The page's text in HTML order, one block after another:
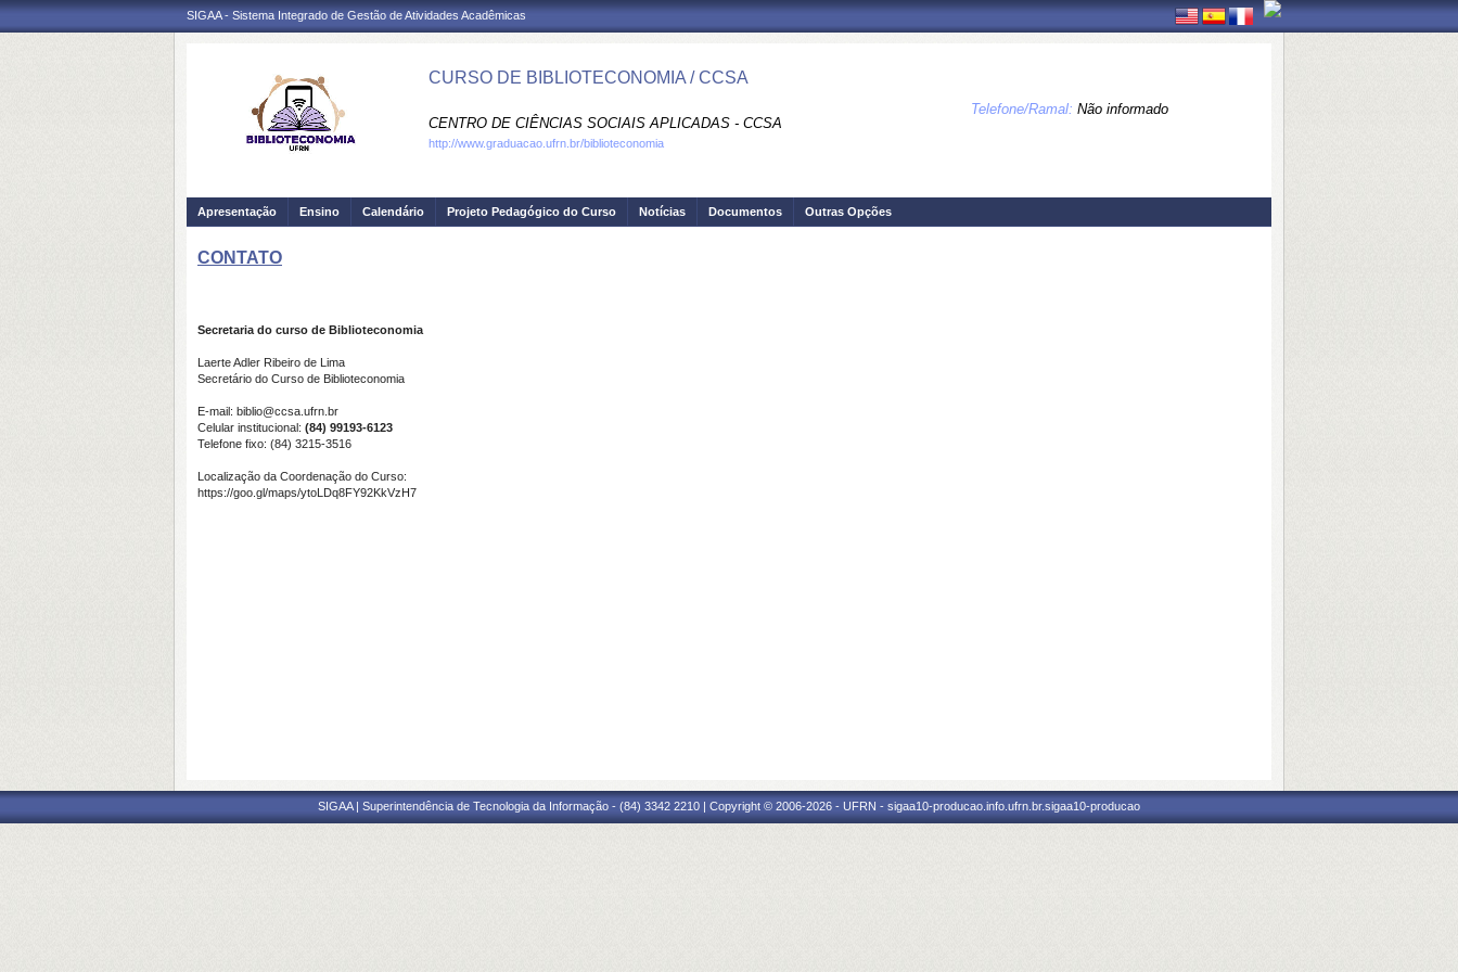
SIGAA - Sistema Integrado de Gestão de Atividades Acadêmicas
CURSO DE BIBLIOTECONOMIA / CCSA
CENTRO DE CIÊNCIAS SOCIAIS APLICADAS - CCSA
Telefone/Ramal: Não informado
http://www.graduacao.ufrn.br/biblioteconomia
Apresentação Ensino Calendário Projeto Pedagógico do Curso Notícias Documentos Outras Opções
CONTATO
Secretaria do curso de Biblioteconomia
Laerte Adler Ribeiro de Lima
Secretário do Curso de Biblioteconomia
E-mail: biblio@ccsa.ufrn.br
Celular institucional: (84) 99193-6123
Telefone fixo: (84) 3215-3516
Localização da Coordenação do Curso:
https://goo.gl/maps/ytoLDq8FY92KkVzH7
SIGAA | Superintendência de Tecnologia da Informação - (84) 3342 2210 | Copyright © 2006-2026 - UFRN - sigaa10-producao.info.ufrn.br.sigaa10-producao